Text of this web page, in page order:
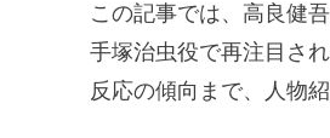
この記事では、高良健
手塚治虫役で再注目さ
反応の傾向まで、人物